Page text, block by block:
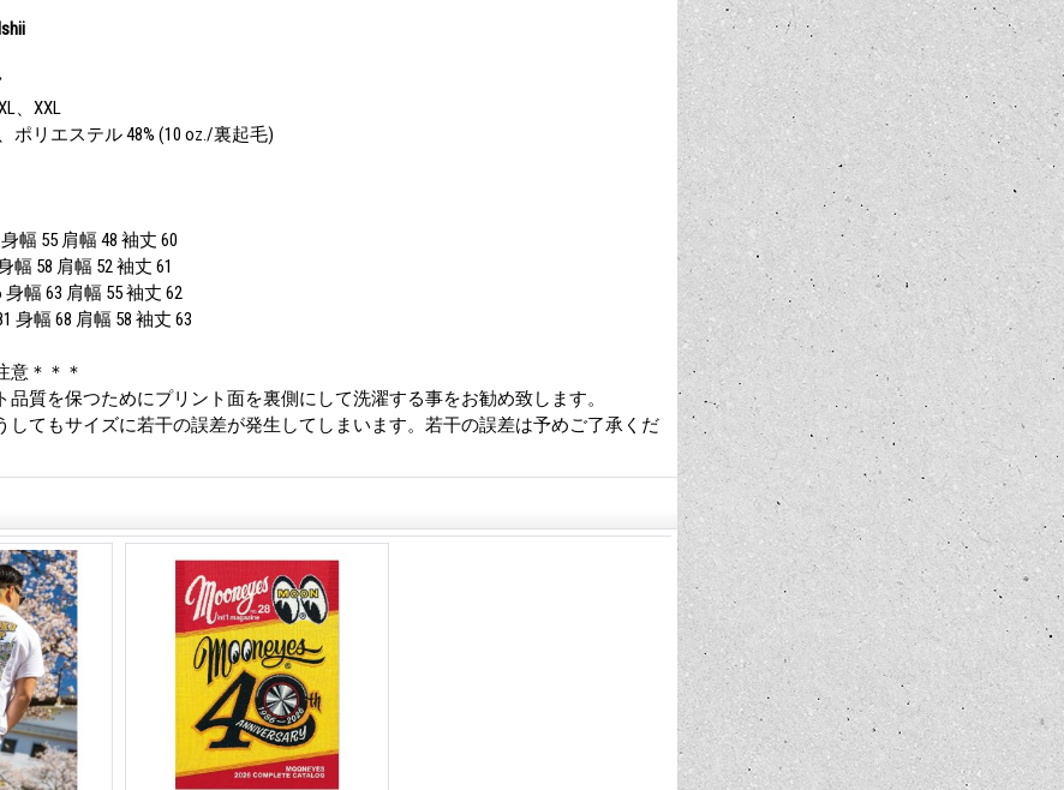
、XXL
ポリエステル 48% (10 oz./裏起毛)
幅 55 肩幅 48 袖丈 60
幅 58 肩幅 52 袖丈 61
幅 63 肩幅 55 袖丈 62
身幅 68 肩幅 58 袖丈 63
意＊＊＊
品質を保つためにプリント面を裏側にして洗濯する事をお勧め致します。
してもサイズに若干の誤差が発生してしまいます。若干の誤差は予めご了承くだ